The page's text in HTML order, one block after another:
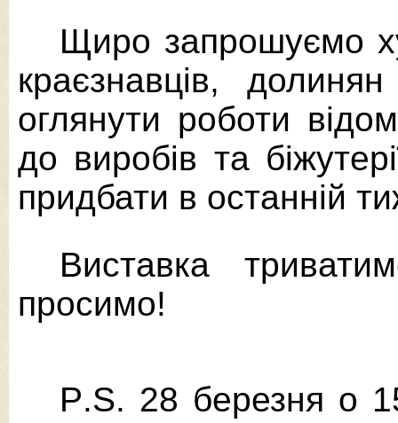
Щиро запрошуємо
краєзнавців,
оглянути роботи
до виробів та
придбати в останній
Виставка
просимо!
P.S. 28 березня о